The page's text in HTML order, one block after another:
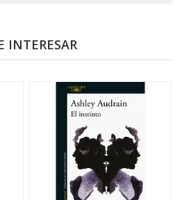
INTERESAR